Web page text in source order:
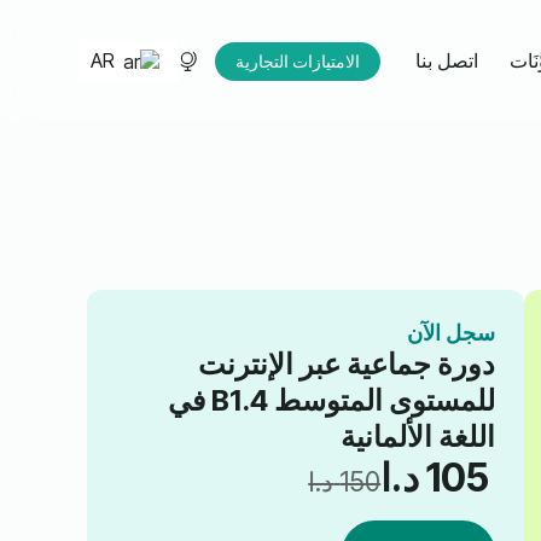
اتصل بنا الامتيازات التجارية
سجل الآن
دورة جماعية عبر الإنترنت
للمستوى المتوسط B1.4 في
اللغة الألمانية
150د.ا
السعر
105د.االسعر